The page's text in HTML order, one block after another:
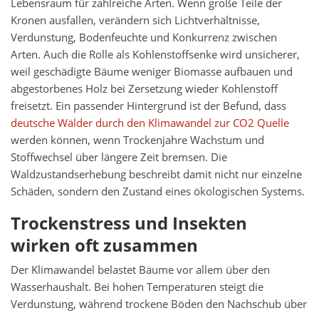
Lebensraum für zahlreiche Arten. Wenn große Teile der
Kronen ausfallen, verändern sich Lichtverhältnisse,
Verdunstung, Bodenfeuchte und Konkurrenz zwischen
Arten. Auch die Rolle als Kohlenstoffsenke wird unsicherer,
weil geschädigte Bäume weniger Biomasse aufbauen und
abgestorbenes Holz bei Zersetzung wieder Kohlenstoff
freisetzt. Ein passender Hintergrund ist der Befund, dass
deutsche Wälder durch den Klimawandel zur CO2 Quelle
werden können, wenn Trockenjahre Wachstum und
Stoffwechsel über längere Zeit bremsen. Die
Waldzustandserhebung beschreibt damit nicht nur einzelne
Schäden, sondern den Zustand eines ökologischen Systems.
Trockenstress und Insekten
wirken oft zusammen
Der Klimawandel belastet Bäume vor allem über den
Wasserhaushalt. Bei hohen Temperaturen steigt die
Verdunstung, während trockene Böden den Nachschub über